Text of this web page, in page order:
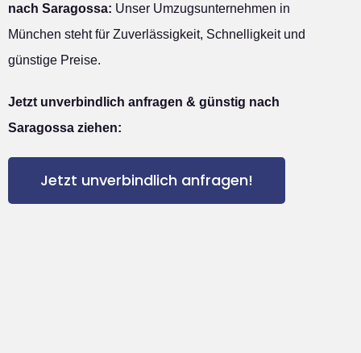
nach Saragossa: Unser Umzugsunternehmen in
München steht für Zuverlässigkeit, Schnelligkeit und
günstige Preise.
Jetzt unverbindlich anfragen & günstig nach
Saragossa ziehen:
Jetzt unverbindlich anfragen!